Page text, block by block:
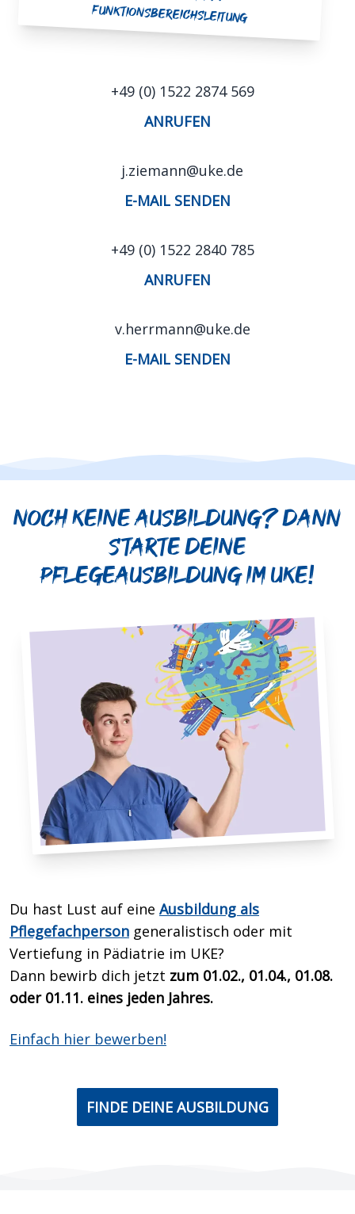
Funktionsbereichsleitung
ANRUFEN
+49 (0) 1522 2874 569
E-MAIL SENDEN
j.ziemann@uke.de
ANRUFEN
+49 (0) 1522 2840 785
E-MAIL SENDEN
v.herrmann@uke.de
Noch keine Ausbildung? Dann
starte deine
Pflegeausbildung im UKE!
Du hast Lust auf eine Ausbildung als
Pflegefachperson generalistisch oder mit
Vertiefung in Pädiatrie im UKE?
Dann bewirb dich jetzt zum 01.02., 01.04., 01.08.
oder 01.11. eines jeden Jahres.
Einfach hier bewerben!
FINDE DEINE AUSBILDUNG